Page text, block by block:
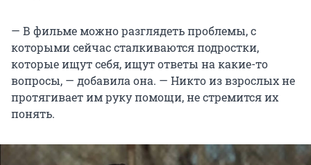
— В фильме можно разглядеть проблемы, с
которыми сейчас сталкиваются подростки,
которые ищут себя, ищут ответы на какие-то
вопросы, — добавила она. — Никто из взрослых не
протягивает им руку помощи, не стремится их
понять.